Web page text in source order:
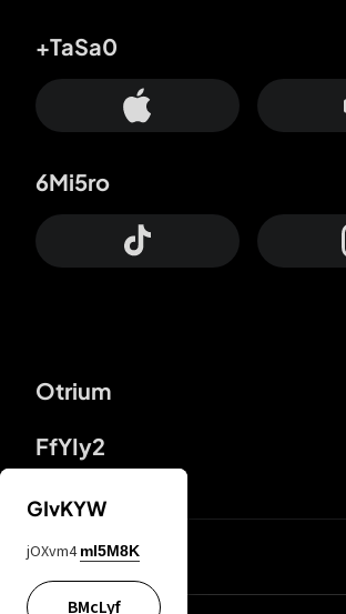
Otrium
FfYIy2
+TaSa0
6Mi5ro
DDcvSo
GIvKYW
jOXvm4 mI5M8K
BMcLyf